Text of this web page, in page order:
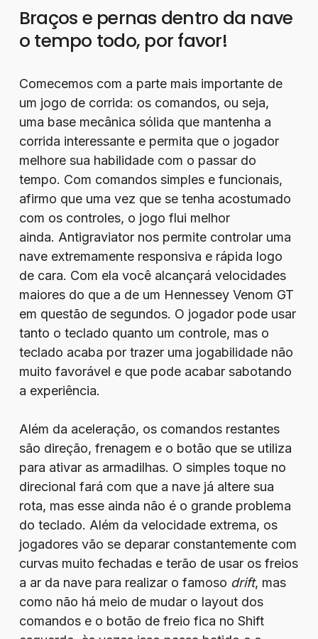
Braços e pernas dentro da nave
o tempo todo, por favor!
Comecemos com a parte mais importante de
um jogo de corrida: os comandos, ou seja,
uma base mecânica sólida que mantenha a
corrida interessante e permita que o jogador
melhore sua habilidade com o passar do
tempo. Com comandos simples e funcionais,
afirmo que uma vez que se tenha acostumado
com os controles, o jogo flui melhor
ainda. Antigraviator nos permite controlar uma
nave extremamente responsiva e rápida logo
de cara. Com ela você alcançará velocidades
maiores do que a de um Hennessey Venom GT
em questão de segundos. O jogador pode usar
tanto o teclado quanto um controle, mas o
teclado acaba por trazer uma jogabilidade não
muito favorável e que pode acabar sabotando
a experiência.
Além da aceleração, os comandos restantes
são direção, frenagem e o botão que se utiliza
para ativar as armadilhas. O simples toque no
direcional fará com que a nave já altere sua
rota, mas esse ainda não é o grande problema
do teclado. Além da velocidade extrema, os
jogadores vão se deparar constantemente com
curvas muito fechadas e terão de usar os freios
a ar da nave para realizar o famoso drift, mas
como não há meio de mudar o layout dos
comandos e o botão de freio fica no Shift